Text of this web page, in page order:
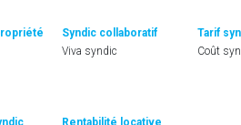
Syndic collaboratif
Viva syndic
Tarif
Coût
Rentabilité locative